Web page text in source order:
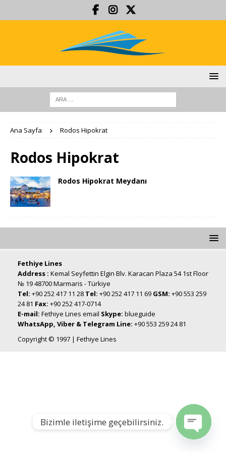
Ana Sayfa Rodos Hipokrat
Rodos Hipokrat
Rodos Hipokrat Meydanı
Fethiye Lines
Address : Kemal Seyfettin Elgin Blv. Karacan Plaza 54 1st Floor
№ 19 48700 Marmaris - Türkiye
Tel: +90 252 417 11 28 Tel: +90 252 417 11 69 GSM: +90 553 259
24 81 Fax: +90 252 417-0714
E-mail: Fethiye Lines email Skype: blueguide
WhatsApp, Viber & Telegram Line: +90 553 259 24 81
Copyright © 1997 | Fethiye Lines
Bizimle iletişime geçebilirsiniz.